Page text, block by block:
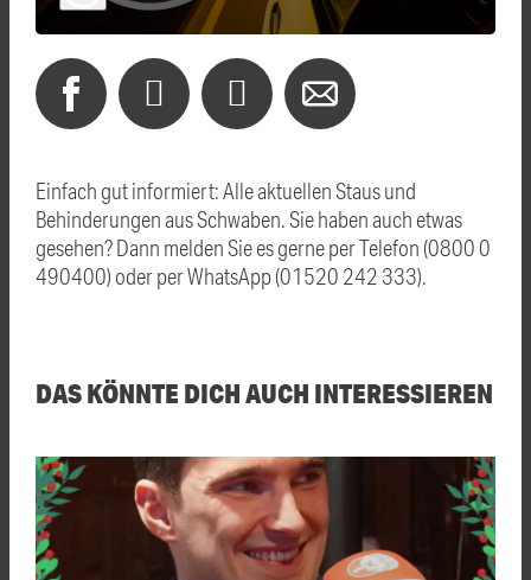
Einfach gut informiert: Alle aktuellen Staus und
Behinderungen aus Schwaben. Sie haben auch etwas
gesehen? Dann melden Sie es gerne per Telefon (0800 0
490400) oder per WhatsApp (01520 242 333).
DAS KÖNNTE DICH AUCH INTERESSIEREN